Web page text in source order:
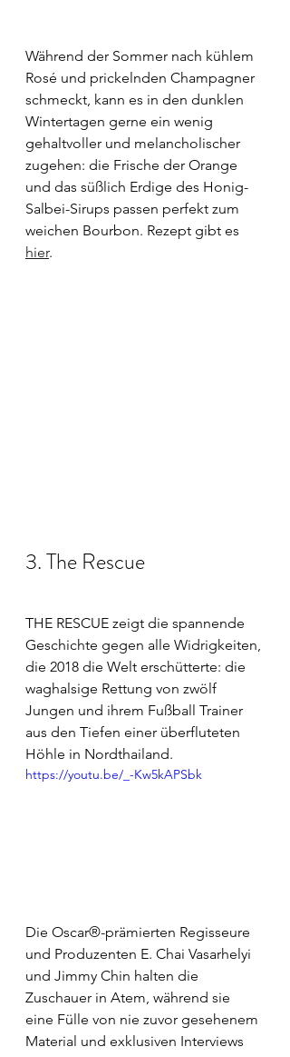
Während der Sommer nach kühlem
Rosé und prickelnden Champagner
schmeckt, kann es in den dunklen
Wintertagen gerne ein wenig
gehaltvoller und melancholischer
zugehen: die Frische der Orange
und das süßlich Erdige des Honig-
Salbei-Sirups passen perfekt zum
weichen Bourbon. Rezept gibt es
hier.
3. The Rescue
THE RESCUE zeigt die spannende
Geschichte gegen alle Widrigkeiten,
die 2018 die Welt erschütterte: die
waghalsige Rettung von zwölf
Jungen und ihrem Fußball Trainer
aus den Tiefen einer überfluteten
Höhle in Nordthailand.
https://youtu.be/_-Kw5kAPSbk
Die Oscar®-prämierten Regisseure
und Produzenten E. Chai Vasarhelyi
und Jimmy Chin halten die
Zuschauer in Atem, während sie
eine Fülle von nie zuvor gesehenem
Material und exklusiven Interviews